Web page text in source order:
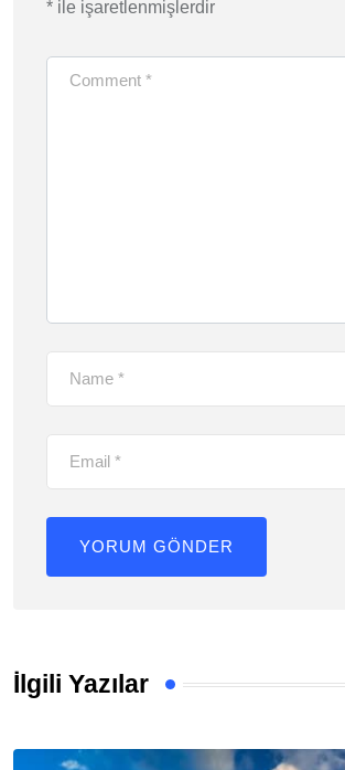
* ile işaretlenmişlerdir
İlgili Yazılar